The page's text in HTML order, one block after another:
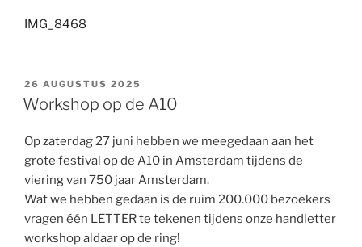
IMG_8468
GEPLAATST
OP
26 AUGUSTUS 2025
Workshop op de A10
Op zaterdag 27 juni hebben we meegedaan aan het
grote festival op de A10 in Amsterdam tijdens de
viering van 750 jaar Amsterdam.
Wat we hebben gedaan is de ruim 200.000 bezoekers
vragen één LETTER te tekenen tijdens onze handletter
workshop aldaar op de ring!